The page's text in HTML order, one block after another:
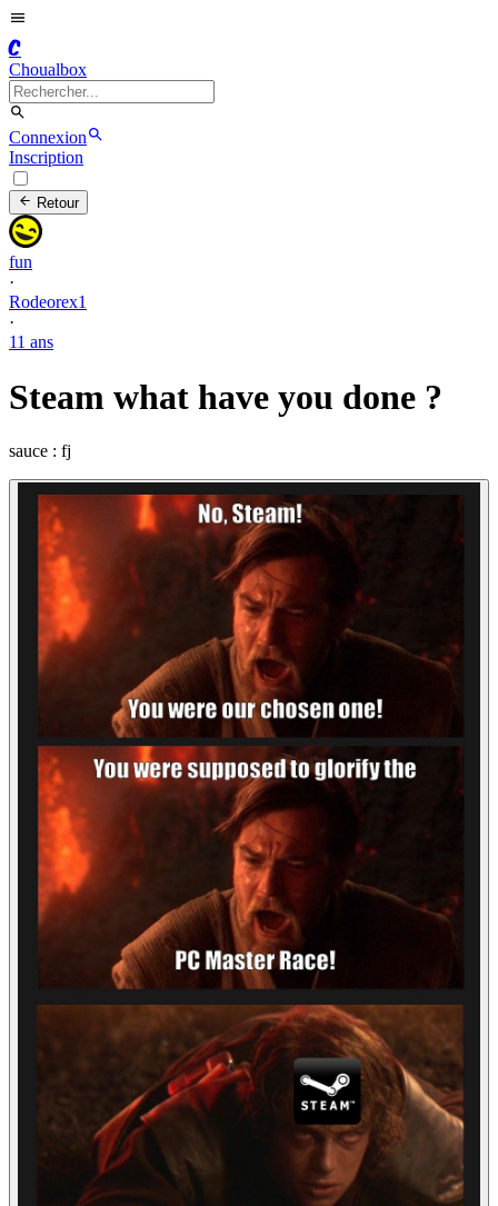
C
Choualbox
Connexion
Inscription
Retour
fun
·
Rodeorex1
·
11 ans
Steam what have you done ?
sauce : fj